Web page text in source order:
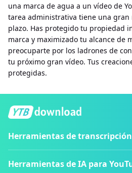
una marca de agua a un vídeo de
tarea administrativa tiene una gran
plazo. Has protegido tu propiedad
marca y maximizado tu alcance de
preocuparte por los ladrones de
tu próximo gran vídeo. Tus
protegidas.
Herramientas de
Herramientas de IA para